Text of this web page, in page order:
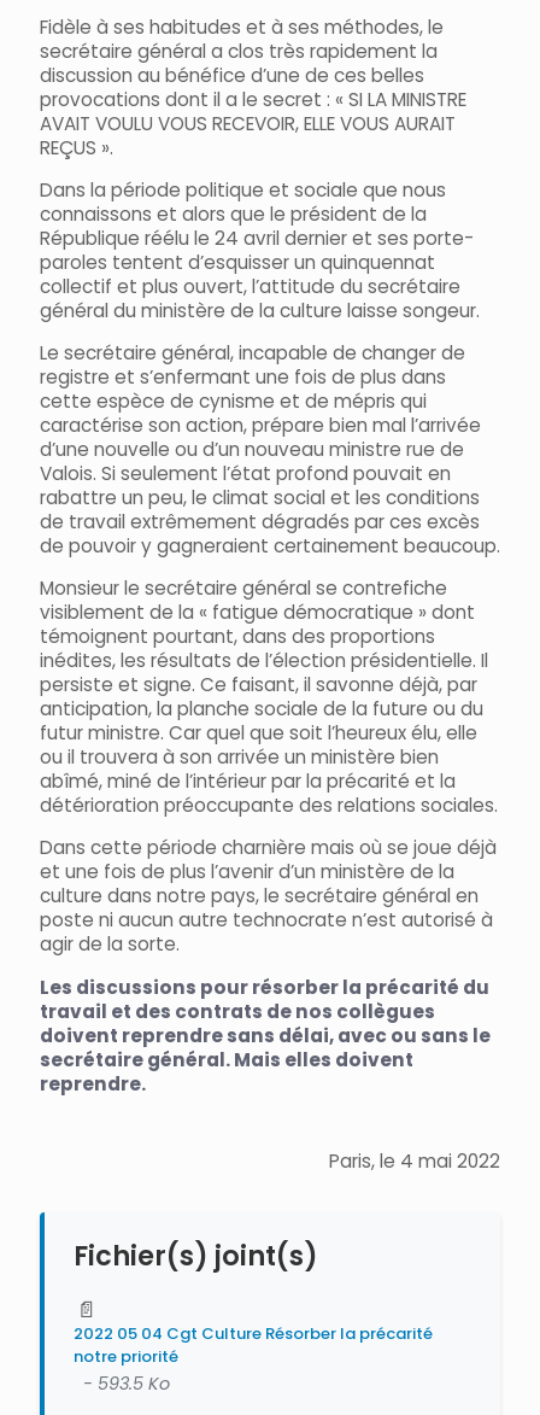
Fidèle à ses habitudes et à ses méthodes, le
secrétaire général a clos très rapidement la
discussion au bénéfice d’une de ces belles
provocations dont il a le secret : « SI LA MINISTRE
AVAIT VOULU VOUS RECEVOIR, ELLE VOUS AURAIT
REÇUS ».
Dans la période politique et sociale que nous
connaissons et alors que le président de la
République réélu le 24 avril dernier et ses porte-
paroles tentent d’esquisser un quinquennat
collectif et plus ouvert, l’attitude du secrétaire
général du ministère de la culture laisse songeur.
Le secrétaire général, incapable de changer de
registre et s’enfermant une fois de plus dans
cette espèce de cynisme et de mépris qui
caractérise son action, prépare bien mal l’arrivée
d’une nouvelle ou d’un nouveau ministre rue de
Valois. Si seulement l’état profond pouvait en
rabattre un peu, le climat social et les conditions
de travail extrêmement dégradés par ces excès
de pouvoir y gagneraient certainement beaucoup.
Monsieur le secrétaire général se contrefiche
visiblement de la « fatigue démocratique » dont
témoignent pourtant, dans des proportions
inédites, les résultats de l’élection présidentielle. Il
persiste et signe. Ce faisant, il savonne déjà, par
anticipation, la planche sociale de la future ou du
futur ministre. Car quel que soit l’heureux élu, elle
ou il trouvera à son arrivée un ministère bien
abîmé, miné de l’intérieur par la précarité et la
détérioration préoccupante des relations sociales.
Dans cette période charnière mais où se joue déjà
et une fois de plus l’avenir d’un ministère de la
culture dans notre pays, le secrétaire général en
poste ni aucun autre technocrate n’est autorisé à
agir de la sorte.
Les discussions pour résorber la précarité du
travail et des contrats de nos collègues
doivent reprendre sans délai, avec ou sans le
secrétaire général. Mais elles doivent
reprendre.
Paris, le 4 mai 2022
Fichier(s) joint(s)
📄
2022 05 04 Cgt Culture Résorber la précarité
notre priorité
- 593.5 Ko